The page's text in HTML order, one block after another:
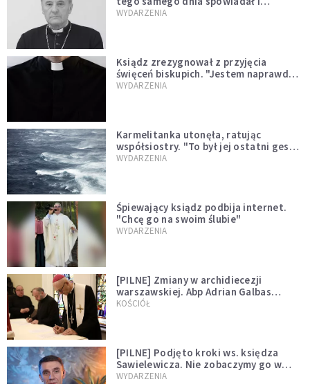
sprawował Mszę świętą
WYDARZENIA
Ksiądz zrezygnował z przyjęcia
święceń biskupich. "Jestem naprawdę
niegodny"
WYDARZENIA
Karmelitanka utonęła, ratując
współsiostry. "To był jej ostatni gest
miłości"
WYDARZENIA
Śpiewający ksiądz podbija internet.
"Chcę go na swoim ślubie"
WYDARZENIA
[PILNE] Zmiany w archidiecezji
warszawskiej. Abp Adrian Galbas
wręczył dekrety nowym proboszczom
KOŚCIÓŁ
[PILNE] Podjęto kroki ws. księdza
Sawielewicza. Nie zobaczymy go w
mediach
WYDARZENIA